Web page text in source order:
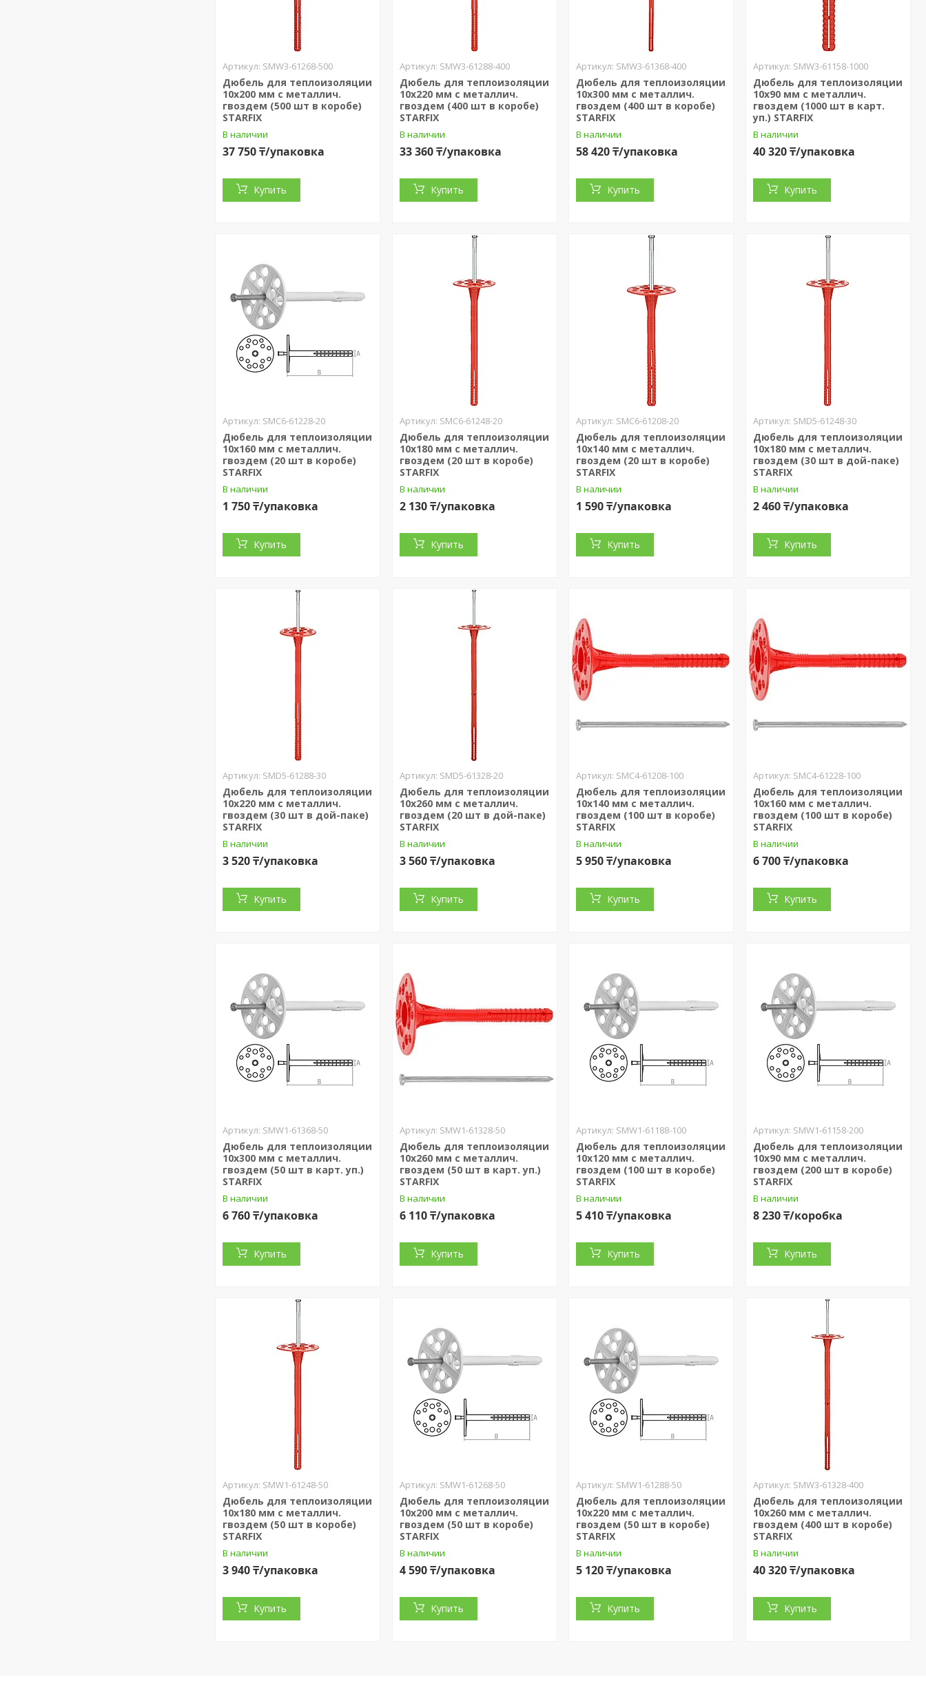
SMW3-61268-500
Дюбель для теплоизоляции
10х200 мм с металлич.
гвоздем (500 шт в коробе)
STARFIX
В наличии
37 750 ₸/упаковка
Купить
SMW3-61288-400
Дюбель для теплоизоляции
10х220 мм с металлич.
гвоздем (400 шт в коробе)
STARFIX
В наличии
33 360 ₸/упаковка
Купить
SMW3-61368-400
Дюбель для теплоизоляции
10х300 мм с металлич.
гвоздем (400 шт в коробе)
STARFIX
В наличии
58 420 ₸/упаковка
Купить
SMW3-61158-1000
Дюбель для теплоизоляции
10х90 мм с металлич.
гвоздем (1000 шт в карт.
уп.) STARFIX
В наличии
40 320 ₸/упаковка
Купить
SMC6-61228-20
Дюбель для теплоизоляции
10х160 мм с металлич.
гвоздем (20 шт в коробе)
STARFIX
В наличии
1 750 ₸/упаковка
Купить
SMC6-61248-20
Дюбель для теплоизоляции
10х180 мм с металлич.
гвоздем (20 шт в коробе)
STARFIX
В наличии
2 130 ₸/упаковка
Купить
SMC6-61208-20
Дюбель для теплоизоляции
10х140 мм с металлич.
гвоздем (20 шт в коробе)
STARFIX
В наличии
1 590 ₸/упаковка
Купить
SMD5-61248-30
Дюбель для теплоизоляции
10х180 мм с металлич.
гвоздем (30 шт в дой-паке)
STARFIX
В наличии
2 460 ₸/упаковка
Купить
SMD5-61288-30
Дюбель для теплоизоляции
10х220 мм с металлич.
гвоздем (30 шт в дой-паке)
STARFIX
В наличии
3 520 ₸/упаковка
Купить
SMD5-61328-20
Дюбель для теплоизоляции
10х260 мм с металлич.
гвоздем (20 шт в дой-паке)
STARFIX
В наличии
3 560 ₸/упаковка
Купить
SMC4-61208-100
Дюбель для теплоизоляции
10х140 мм с металлич.
гвоздем (100 шт в коробе)
STARFIX
В наличии
5 950 ₸/упаковка
Купить
SMC4-61228-100
Дюбель для теплоизоляции
10х160 мм с металлич.
гвоздем (100 шт в коробе)
STARFIX
В наличии
6 700 ₸/упаковка
Купить
SMW1-61368-50
Дюбель для теплоизоляции
10х300 мм с металлич.
гвоздем (50 шт в карт. уп.)
STARFIX
В наличии
6 760 ₸/упаковка
Купить
SMW1-61328-50
Дюбель для теплоизоляции
10х260 мм с металлич.
гвоздем (50 шт в карт. уп.)
STARFIX
В наличии
6 110 ₸/упаковка
Купить
SMW1-61188-100
Дюбель для теплоизоляции
10х120 мм с металлич.
гвоздем (100 шт в коробе)
STARFIX
В наличии
5 410 ₸/упаковка
Купить
SMW1-61158-200
Дюбель для теплоизоляции
10х90 мм с металлич.
гвоздем (200 шт в коробе)
STARFIX
В наличии
8 230 ₸/коробка
Купить
SMW1-61248-50
Дюбель для теплоизоляции
10х180 мм с металлич.
гвоздем (50 шт в коробе)
STARFIX
В наличии
3 940 ₸/упаковка
Купить
SMW1-61268-50
Дюбель для теплоизоляции
10х200 мм с металлич.
гвоздем (50 шт в коробе)
STARFIX
В наличии
4 590 ₸/упаковка
Купить
SMW1-61288-50
Дюбель для теплоизоляции
10х220 мм с металлич.
гвоздем (50 шт в коробе)
STARFIX
В наличии
5 120 ₸/упаковка
Купить
SMW3-61328-400
Дюбель для теплоизоляции
10х260 мм с металлич.
гвоздем (400 шт в коробе)
STARFIX
В наличии
40 320 ₸/упаковка
Купить